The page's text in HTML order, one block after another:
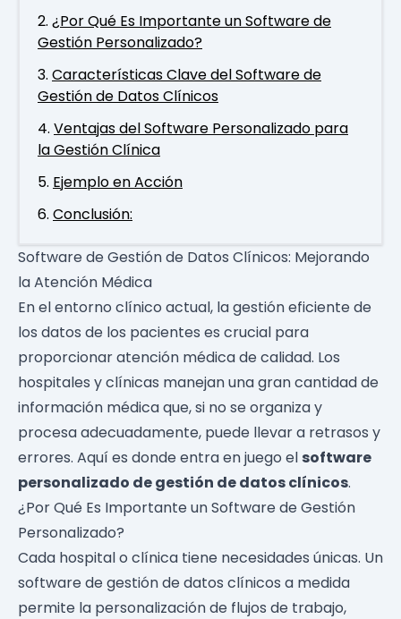
¿Por Qué Es Importante un Software de
Gestión Personalizado?
Características Clave del Software de
Gestión de Datos Clínicos
Ventajas del Software Personalizado para
la Gestión Clínica
Ejemplo en Acción
Conclusión:
Software de Gestión de Datos Clínicos: Mejorando
la Atención Médica
En el entorno clínico actual, la gestión eficiente de
los datos de los pacientes es crucial para
proporcionar atención médica de calidad. Los
hospitales y clínicas manejan una gran cantidad de
información médica que, si no se organiza y
procesa adecuadamente, puede llevar a retrasos y
errores. Aquí es donde entra en juego el software
personalizado de gestión de datos clínicos.
¿Por Qué Es Importante un Software de Gestión
Personalizado?
Cada hospital o clínica tiene necesidades únicas. Un
software de gestión de datos clínicos a medida
permite la personalización de flujos de trabajo,